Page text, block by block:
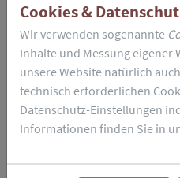
Cookies &
Wir verwenden sogenannte
Inhalte und Messung eigener
unsere Website natürlich
technisch erforderlichen
Datenschutz-Einstellungen
Informationen finden Sie in